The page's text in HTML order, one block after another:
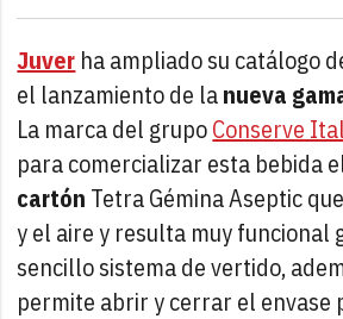
Juver ha ampliado su catálogo
el lanzamiento de lanueva
La marca del grupoConserve
para comercializar esta bebida
cartón Tetra Gémina Aseptic
y el aire y resulta muy funcional
sencillo sistema de vertido,
permite abrir y cerrar el envase